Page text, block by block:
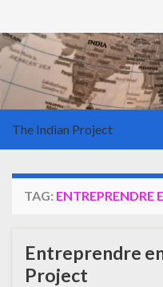
The Indian Project
TAG: ENTREPRENDRE
Entreprendre
Project